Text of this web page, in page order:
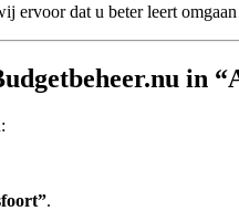
dat u beter leert
in
.